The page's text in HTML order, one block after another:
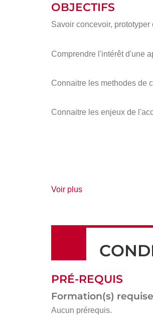
OBJECTIFS
Savoir concevoir,
Comprendre l'intérêt d'une
Connaitre les methodes de
Connaitre les enjeux de
Voir plusde
PRÉ-REQUIS
Formation(s)
Aucun prérequis.